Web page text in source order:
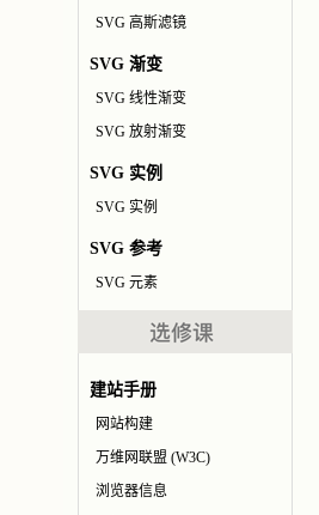
SVG 高斯滤镜
SVG 渐变
SVG 线性渐变
SVG 放射渐变
SVG 实例
SVG 实例
SVG 参考
SVG 元素
建站手册
网站构建
万维网联盟 (W3C)
浏览器信息